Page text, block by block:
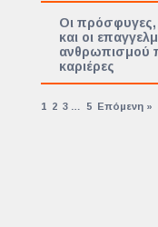
Οι πρόσφυγες,
και οι
ανθρωπισμού
καριέρες
1 2 3 5 Επόμενη »